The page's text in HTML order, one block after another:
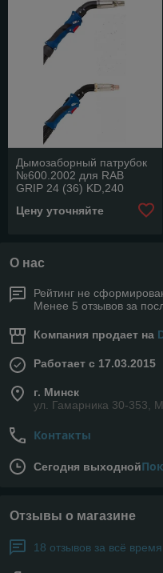
Дымозаборный патрубок
№600.2002 для RAB
GRIP 24 (36) KD,240
Цену уточняйте
О нас
Рейтинг не
Менее 5 отзывов за
Компания продает на
Работает с 17.03.2015
г. Минск
ул. Гамарника 30-353,
Контакты
Сегодня выходной
Отзывы о магазине
18 отзывов за всё время